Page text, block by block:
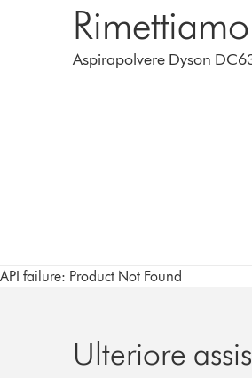
Aspirapolvere Dyson
API failure: Product Not Found
Ulteriore